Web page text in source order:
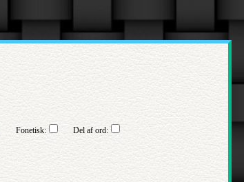
Fonetisk: Del af ord: